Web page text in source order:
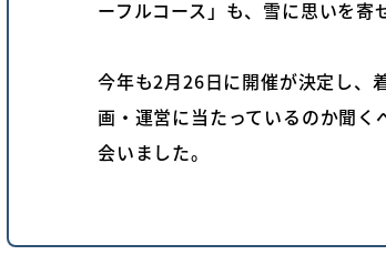
ーフルコース」も、雪に思いを寄
今年も2月26日に開催が決定し、
画・運営に当たっているのか聞
会いました。